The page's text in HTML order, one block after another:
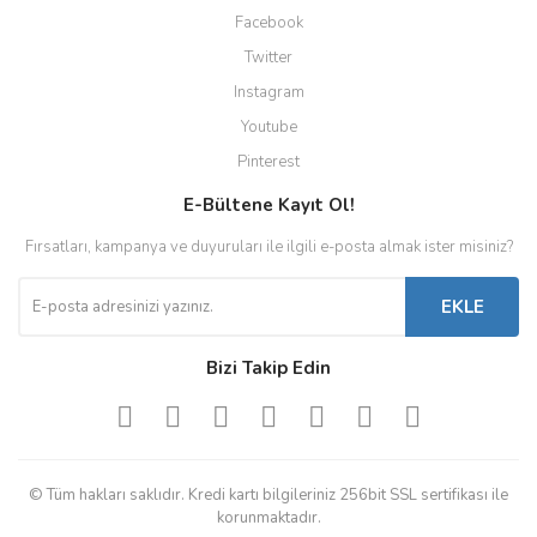
Facebook
Twitter
Instagram
Youtube
Pinterest
E-Bültene Kayıt Ol!
Fırsatları, kampanya ve duyuruları ile ilgili e-posta almak ister misiniz?
EKLE
Bizi Takip Edin
© Tüm hakları saklıdır. Kredi kartı bilgileriniz 256bit SSL sertifikası ile
korunmaktadır.